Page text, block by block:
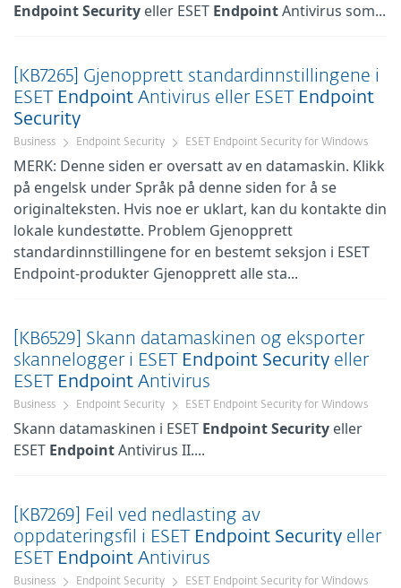
EndpointSecurity eller ESET EndpointAntivirus som...
[KB7265] Gjenopprett standardinnstillingene i
ESET
Endpoint Antivirus eller ESET
Endpoint
Security
Business Endpoint Security ESET Endpoint Security for Windows
MERK: Denne siden er oversatt av en datamaskin. Klikk
på engelsk under Språk på denne siden for å se
originalteksten. Hvis noe er uklart, kan du kontakte din
lokale kundestøtte. Problem Gjenopprett
standardinnstillingene for en bestemt seksjon i ESET
Endpoint-produkter Gjenopprett alle sta...
[KB6529] Skann datamaskinen og eksporter
skannelogger i ESET
Endpoint Security eller
ESET
Endpoint Antivirus
Business Endpoint Security ESET Endpoint Security for Windows
Skann datamaskinen i ESET EndpointSecurity eller
ESET EndpointAntivirus II....
[KB7269] Feil ved nedlasting av
oppdateringsfil i ESET
Endpoint Security eller
ESET
Endpoint Antivirus
Business Endpoint Security ESET Endpoint Security for Windows